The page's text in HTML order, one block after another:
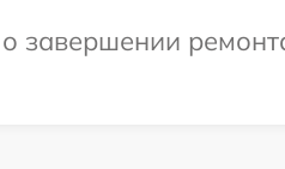
завершении